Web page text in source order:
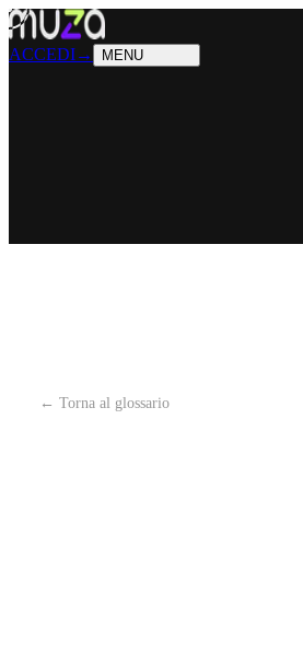
ACCEDI→ MENU
PRODOTTI Cosa sappiamo fare
SOLUZIONIChi possiamo aiutare
← Torna al glossario